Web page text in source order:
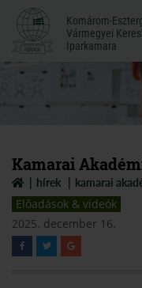
Komárom-
Vármegyei
Iparkamara
Komárom-
Vármegyei
Iparkamara
Kamarai
hírek kamarai
Előadások & videók
2025. december 16.